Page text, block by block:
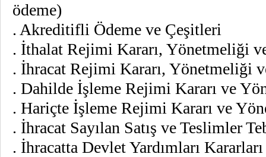
ödeme)
. Akreditifli Ödeme ve Çeşitleri
. İthalat Rejimi Kararı, Yönetmeliği
. İhracat Rejimi Kararı, Yönetmeliği
. Dahilde İşleme Rejimi Kararı ve
. Hariçte İşleme Rejimi Kararı ve
. İhracat Sayılan Satış ve Teslimler
. İhracatta Devlet Yardımları Kararları